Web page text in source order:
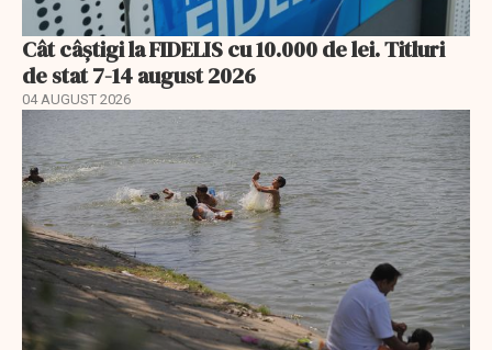
Cât câștigi la FIDELIS cu 10.000 de lei. Titluri
de stat 7-14 august 2026
04 AUGUST 2026